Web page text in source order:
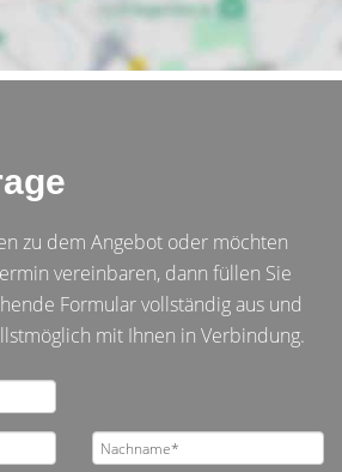
zu dem Angebot oder möchten
vereinbaren, dann füllen Sie
Formular vollständig aus und
mit Ihnen in Verbindung.